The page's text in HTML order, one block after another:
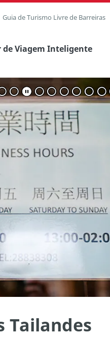
Guia de Turismo Livre de Barreiras
de Viagem Inteligente
Tailandes